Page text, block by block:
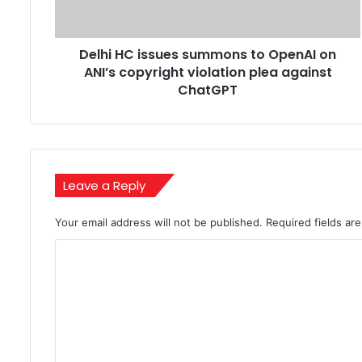
copyright
violationDelhi HC issues summons to OpenAI on
ANI’s copyright violation plea against
ChatGPT
Leave a Reply
Your email address will not be published. Required fields